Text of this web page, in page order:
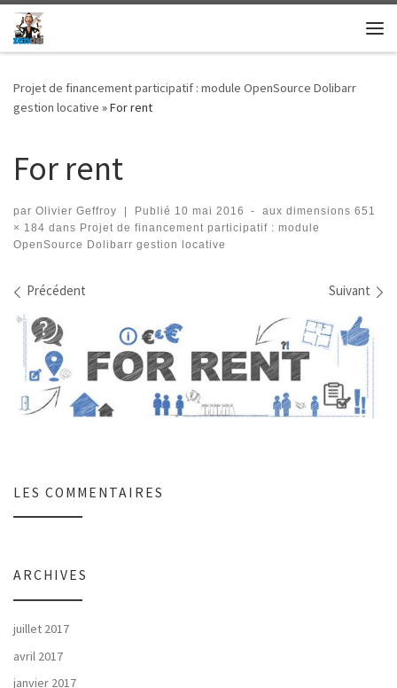
Skip to content
Projet de financement participatif : module OpenSource Dolibarr
gestion locative »For rent
For rent
par Olivier Geffroy | Publié 10 mai 2016 - aux dimensions 651
× 184 dans Projet de financement participatif : module
OpenSource Dolibarr gestion locative
Navigation dans les images
Précédent Suivant
LES COMMENTAIRES
ARCHIVES
juillet 2017
avril 2017
janvier 2017